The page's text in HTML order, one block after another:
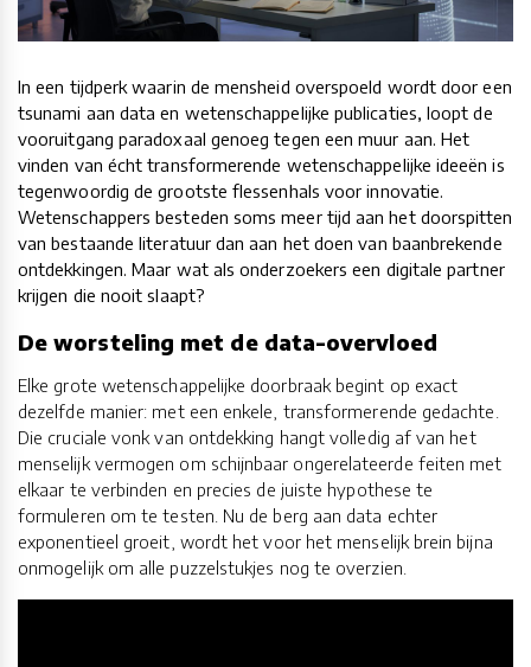
In een tijdperk waarin de mensheid overspoeld wordt door een
tsunami aan data en wetenschappelijke publicaties, loopt de
vooruitgang paradoxaal genoeg tegen een muur aan. Het
vinden van écht transformerende wetenschappelijke ideeën is
tegenwoordig de grootste flessenhals voor innovatie.
Wetenschappers besteden soms meer tijd aan het doorspitten
van bestaande literatuur dan aan het doen van baanbrekende
ontdekkingen. Maar wat als onderzoekers een digitale partner
krijgen die nooit slaapt?
De worsteling met de data-overvloed
Elke grote wetenschappelijke doorbraak begint op exact
dezelfde manier: met een enkele, transformerende gedachte.
Die cruciale vonk van ontdekking hangt volledig af van het
menselijk vermogen om schijnbaar ongerelateerde feiten met
elkaar te verbinden en precies de juiste hypothese te
formuleren om te testen. Nu de berg aan data echter
exponentieel groeit, wordt het voor het menselijk brein bijna
onmogelijk om alle puzzelstukjes nog te overzien.